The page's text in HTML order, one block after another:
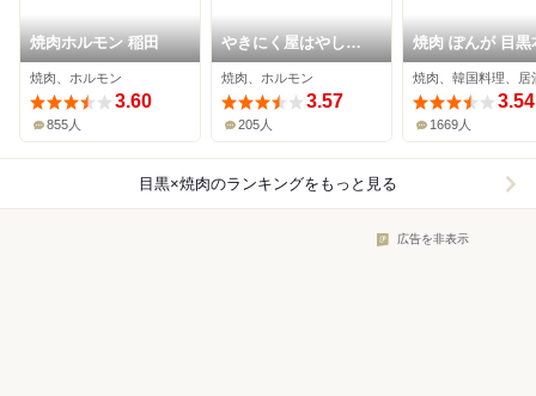
焼肉ホルモン 稲田
焼肉、ホルモン
3.60
855人
やきにく屋はやし
Produce焼肉ジャンボ
焼肉、ホルモン
3.57
205人
焼肉 ぽんが 目黒
焼肉、韓国料理、居
3.54
1669人
目黒×焼肉のランキングをもっと見る
広告を非表示